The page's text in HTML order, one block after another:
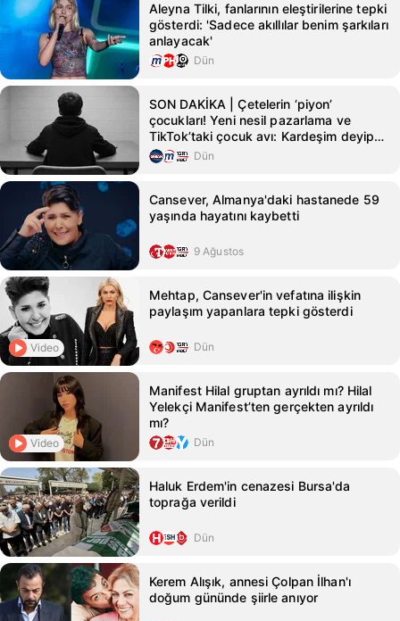
Aleyna Tilki, fanlarının eleştirilerine tepki
gösterdi: 'Sadece akıllılar benim şarkıları
anlayacak'
Dün
SON DAKİKA | Çetelerin ‘piyon’
çocukları! Yeni nesil pazarlama ve
TikTok’taki çocuk avı: Kardeşim deyip
ölüme yolladılar
Dün
Cansever, Almanya'daki hastanede 59
yaşında hayatını kaybetti
9 Ağustos
Video
Mehtap, Cansever'in vefatına ilişkin
paylaşım yapanlara tepki gösterdi
Dün
Video
Manifest Hilal gruptan ayrıldı mı? Hilal
Yelekçi Manifest’ten gerçekten ayrıldı
mı?
Dün
Haluk Erdem'in cenazesi Bursa'da
toprağa verildi
Dün
Kerem Alışık, annesi Çolpan İlhan'ı
doğum gününde şiirle anıyor